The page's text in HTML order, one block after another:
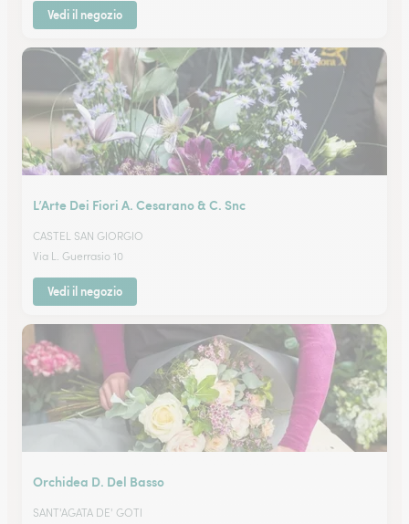
Vedi il negozio
L’Arte Dei Fiori A. Cesarano & C. Snc
CASTEL SAN GIORGIO
Via L. Guerrasio 10
Vedi il negozio
Orchidea D. Del Basso
SANT'AGATA DE' GOTI